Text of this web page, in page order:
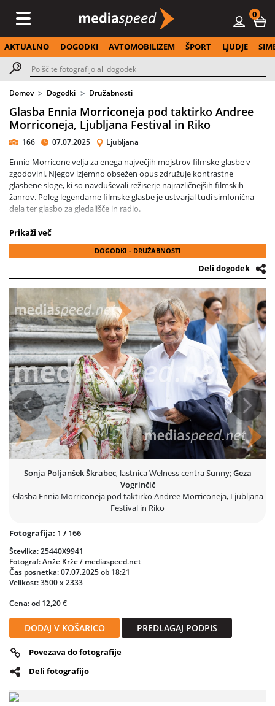
0
AKTUALNO DOGODKI AVTOMOBILIZEM ŠPORT LJUDJE
Domov Dogodki Družabnosti
Glasba Ennia Morriconeja pod taktirko Andree
Morriconeja, Ljubljana Festival in Riko
166 07.07.2025 Ljubljana
Ennio Morricone velja za enega največjih mojstrov filmske glasbe v
zgodovini. Njegov izjemno obsežen opus združuje kontrastne
glasbene sloge, ki so navduševali režiserje najrazličnejših filmskih
žanrov. Poleg legendarne filmske glasbe je ustvarjal tudi simfonična
dela ter glasbo za gledališče in radio.
Na koncertu, posvečenem njegovi zapuščini, je dirigentsko paličico
prevzel njegov sin, Andrea Morricone – priznani skladatelj, ki je z
očetom sodeloval pri več uspešnicah. Simfonični orkester RTV
Slovenija je nastopil skupaj z italijanskim Orkestrom Roma Sinfonietta,
ki Morriconejevo glasbo poustvarja že od svoje ustanovitve leta 1993.
Koncert so obogatili vrhunski solisti: sopranistka Vittoriana de Amicis,
nagrajena na mednarodnem tekmovanju Renata Tebaldi, jazz in
orglični virtuoz Luigi Mattacchione ter violinist Vincenzo Bolognese,
koncertni mojster in muzikolog, ki se posveča tudi delom Paganinija in
Respighija.
Prikaži več
DOGODKI - DRUŽABNOSTI
Deli dogodek
Sonja Poljanšek Škrabec, lastnica Welness centra Sunny;Geza
Vogrinčič
Glasba Ennia Morriconeja pod taktirko Andree Morriconeja, Ljubljana
Festival in Riko
Prejšnja
Fotografija: 1 /166
Številka: 25440X9941
Fotograf: Anže Krže / mediaspeed.net
Čas posnetka: 07.07.2025 ob 18:21
Velikost: 3500 x 2333
Cena: od 12,20 €
DODAJ V KOŠARICO PREDLAGAJ PODPIS
Povezava do fotografije
Deli fotografijo